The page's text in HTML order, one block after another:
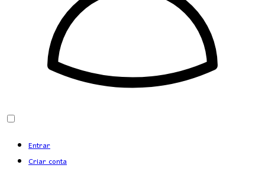
Entrar
Criar conta